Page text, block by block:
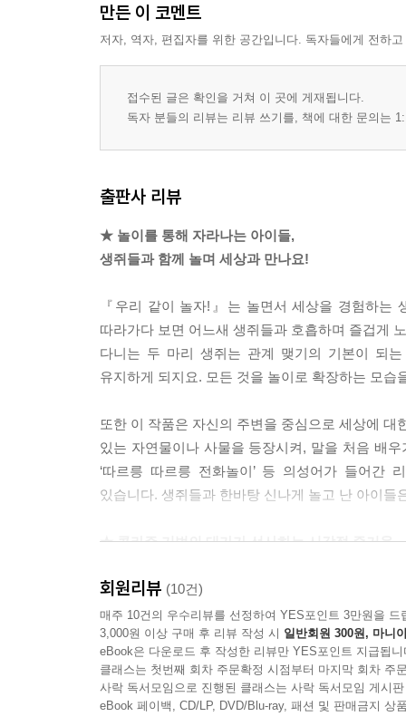
만든 이 코멘트
저자, 역자, 편집자를 위한 공간입니다. 독자들에게 전하
접수된 글은 확인을 거쳐 이 곳에 게재됩니다.
독자 분들의 리뷰는 리뷰 쓰기를, 책에 대한 문의는
출판사 리뷰
★ 놀이를 통해 자라나는 아이들,
생쥐들과 함께 놀며 세상과 만나요!
『우리 같이 놀자!』는 놀면서 세상을 경험하는
따라가다 보면 어느새 생쥐들과 호흡하며 즐겁게
다니는 두 마리 생쥐는 관계 맺기의 기본이 되
유지하게 되지요. 모든 것을 놀이로 확장하는 모
또한 이 작품은 자신의 주변을 중심으로 세상에
있는 자연물이나 사물을 등장시켜, 말을 처음 배우
‘따르릉 따르릉 전화놀이’ 등 의성어가 들어간
있습니다. 생쥐들과 한바탕 신나게 놀고 난 아이들
★ 콜라주 기법의 대가가 선사하는 시각적 즐거움
레오 리오니는 『우리 같이 놀자!』에서도 특유
다양한 재료를 적재적소에 사용해 장면마다 중
장면에서는 흐르는 물결과 이끼에 덮인 물가의
자연에 대한 탁월한 관찰력도 돋보입니다.
회원리뷰 (10건)
매주 10건의 우수리뷰를 선정하여 YES포인트 3만원을 드
3,000원 이상 구매 후 리뷰 작성 시 일반회원 300원, 마니
eBook은 다운로드 후 작성한 리뷰만 YES포인트 지급됩니
클래스는 첫번째 회차 주문확정 시점부터 마지막 회차 주
사락 독서모임으로 진행된 클래스는 사락 독서모임 게시
eBook 페이백, CD/LP, DVD/Blu-ray, 패션 및 판매금지 상